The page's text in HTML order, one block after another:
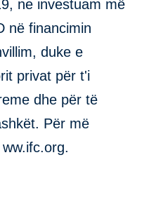
ne investuam më
në financimin
duke e
privat për t'i
dhe për të
Për më